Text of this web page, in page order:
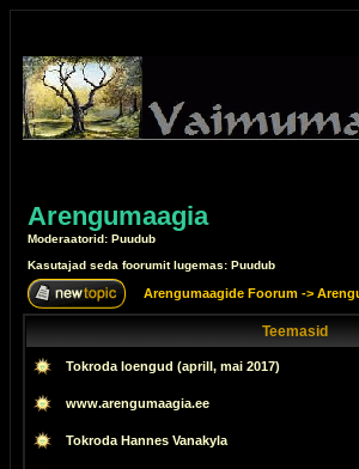
Arengumaagia
Moderaatorid: Puudub
Kasutajad seda foorumit lugemas: Puudub
Arengumaagide Foorum ->
Teemasid
Tokroda loengud (aprill, mai 2017)
www.arengumaagia.ee
Tokroda Hannes Vanakyla